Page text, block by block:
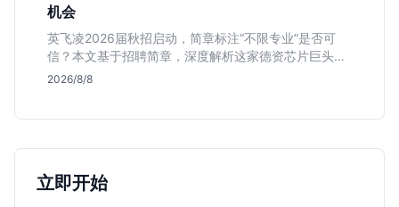
机会
英飞凌2026届秋招启动，简章标注“不限专业”是否可
信？本文基于招聘简章，深度解析这家德资芯片巨头的
行业地位、校招真实门槛及投递策略，助你判断是否值
2026/8/8
立即开始